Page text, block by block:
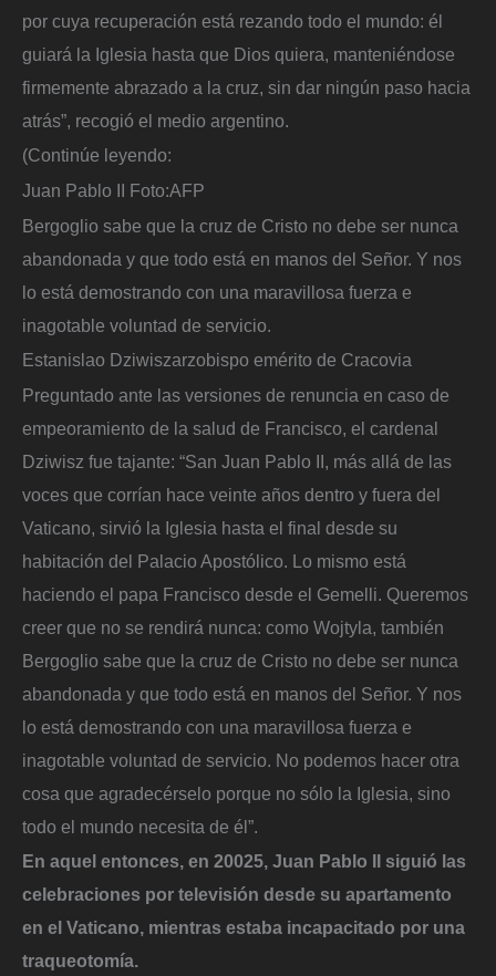
por cuya recuperación está rezando todo el mundo: él
guiará la Iglesia hasta que Dios quiera, manteniéndose
firmemente abrazado a la cruz, sin dar ningún paso hacia
atrás”, recogió el medio argentino.
(Continúe leyendo:
Juan Pablo II Foto:AFP
Bergoglio sabe que la cruz de Cristo no debe ser nunca
abandonada y que todo está en manos del Señor. Y nos
lo está demostrando con una maravillosa fuerza e
inagotable voluntad de servicio.
Estanislao Dziwiszarzobispo emérito de Cracovia
Preguntado ante las versiones de renuncia en caso de
empeoramiento de la salud de Francisco, el cardenal
Dziwisz fue tajante: “San Juan Pablo II, más allá de las
voces que corrían hace veinte años dentro y fuera del
Vaticano, sirvió la Iglesia hasta el final desde su
habitación del Palacio Apostólico. Lo mismo está
haciendo el papa Francisco desde el Gemelli. Queremos
creer que no se rendirá nunca: como Wojtyla, también
Bergoglio sabe que la cruz de Cristo no debe ser nunca
abandonada y que todo está en manos del Señor. Y nos
lo está demostrando con una maravillosa fuerza e
inagotable voluntad de servicio. No podemos hacer otra
cosa que agradecérselo porque no sólo la Iglesia, sino
todo el mundo necesita de él”.
En aquel entonces, en 20025, Juan Pablo II siguió las
celebraciones por televisión desde su apartamento
en el Vaticano, mientras estaba incapacitado por una
traqueotomía.